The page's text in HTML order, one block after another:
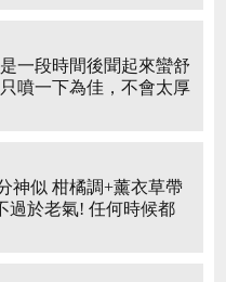
一段時間後聞起來蠻舒
噴一下為佳，不會太厚
神似 柑橘調+薰衣草帶
過於老氣! 任何時候都